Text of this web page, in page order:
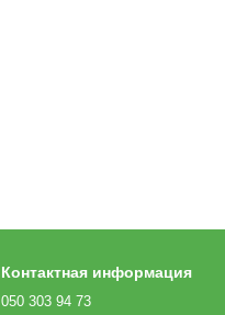
Контактная информация
050 303 94 73